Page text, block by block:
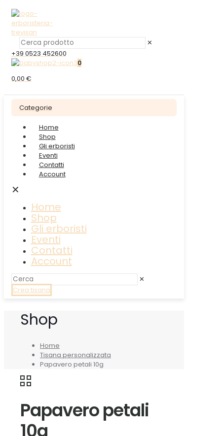
✕
+39 0523 452600
0
0,00 €
Categorie
Home
Shop
Gli erboristi
Eventi
Contatti
Account
✕
Home
Shop
Gli erboristi
Eventi
Contatti
Account
✕
Crea tisana
Shop
Home
Tisana personalizzata
Papavero petali 10g
Papavero petali
10g